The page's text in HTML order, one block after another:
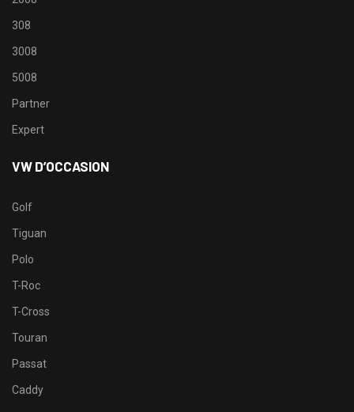
308
3008
5008
Partner
Expert
VW D’OCCASION
Golf
Tiguan
Polo
T-Roc
T-Cross
Touran
Passat
Caddy